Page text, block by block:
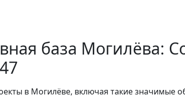
база Могилёва:
в Могилёве, включая такие значимые